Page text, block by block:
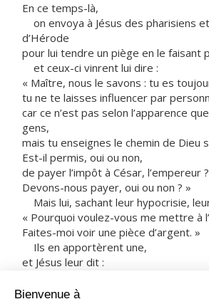
En ce temps-là,
on envoya à Jésus des pharisiens
d’Hérode
pour lui tendre un piège en le faisant
et ceux-ci vinrent lui dire :
« Maître, nous le savons : tu es
tu ne te laisses influencer par
car ce n’est pas selon l’apparence
gens,
mais tu enseignes le chemin de Dieu
Est-il permis, oui ou non,
de payer l’impôt à César, l’empereur ?
Devons-nous payer, oui ou non ? »
Mais lui, sachant leur hypocrisie,
« Pourquoi voulez-vous me mettre à
Faites-moi voir une pièce d’argent. »
Ils en apportèrent une,
et Jésus leur dit :
de qui sont-elles ?